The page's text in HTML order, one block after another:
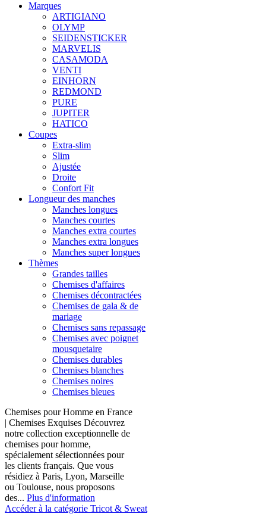
Marques
ARTIGIANO
OLYMP
SEIDENSTICKER
MARVELIS
CASAMODA
VENTI
EINHORN
REDMOND
PURE
JUPITER
HATICO
Coupes
Extra-slim
Slim
Ajustée
Droite
Confort Fit
Longueur des manches
Manches longues
Manches courtes
Manches extra courtes
Manches extra longues
Manches super longues
Thèmes
Grandes tailles
Chemises d'affaires
Chemises décontractées
Chemises de gala & de
mariage
Chemises sans repassage
Chemises avec poignet
mousquetaire
Chemises durables
Chemises blanches
Chemises noires
Chemises bleues
Chemises pour Homme en France
| Chemises Exquises Découvrez
notre collection exceptionnelle de
chemises pour homme,
spécialement sélectionnées pour
les clients français. Que vous
résidiez à Paris, Lyon, Marseille
ou Toulouse, nous proposons
des... Plus d'information
Accéder à la catégorie Tricot & Sweat